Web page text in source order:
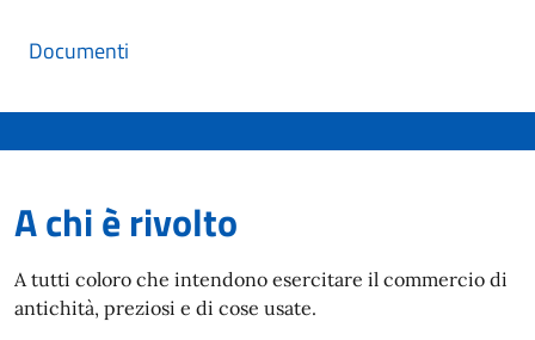
Documenti
A chi è rivolto
A tutti coloro che intendono esercitare il commercio di
antichità, preziosi e di cose usate.